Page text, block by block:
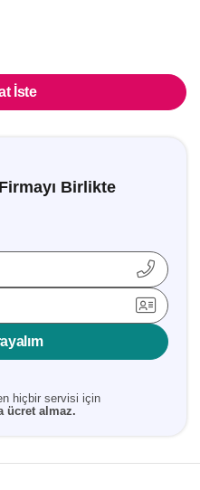
İste
Birlikte
hiçbir servisi için
ücret almaz.